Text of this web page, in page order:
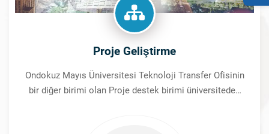
Proje Geliştirme
Ondokuz Mayıs Üniversitesi Teknoloji Transfer Ofisinin
bir diğer birimi olan Proje destek birimi üniversiteden